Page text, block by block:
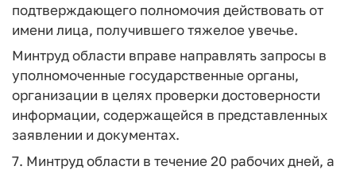
подтверждающего полномочия действовать от
имени лица, получившего тяжелое увечье.
Минтруд области вправе направлять запросы в
уполномоченные государственные органы,
организации в целях проверки достоверности
информации, содержащейся в представленных
заявлении и документах.
7. Минтруд области в течение 20 рабочих дней, а